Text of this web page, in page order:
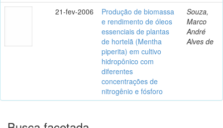
21-fev-2006
Produção de biomassa
e rendimento de óleos
essenciais de plantas
de hortelã (Mentha
piperita) em cultivo
hidropônico com
diferentes
concentrações de
nitrogênio e fósforo
Souza,
Marco
André
Alves de